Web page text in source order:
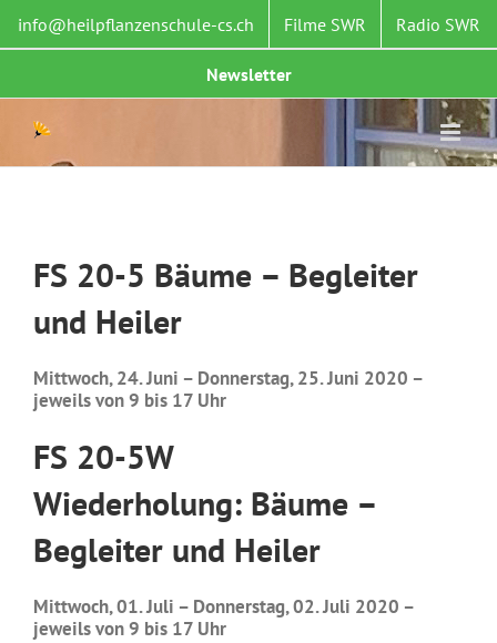
Inhalt
springen
info@heilpflanzenschule-cs.ch Filme SWR Radio SWR
Newsletter
FS 20-5 Bäume – Begleiter
und Heiler
Mittwoch, 24. Juni – Donnerstag, 25. Juni 2020 –
jeweils von 9 bis 17 Uhr
FS 20-5W
Wiederholung: Bäume –
Begleiter und Heiler
Mittwoch, 01. Juli – Donnerstag, 02. Juli 2020 –
jeweils von 9 bis 17 Uhr